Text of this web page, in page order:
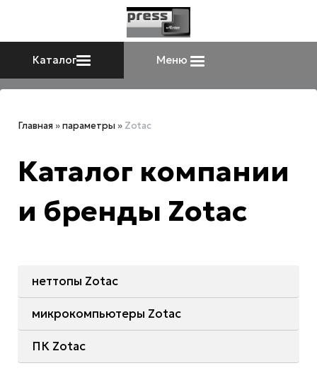
Каталог Меню
Главная »параметры » Zotac
Каталог компании
и бренды Zotac
неттопы Zotac
микрокомпьютеры Zotac
ПК Zotac